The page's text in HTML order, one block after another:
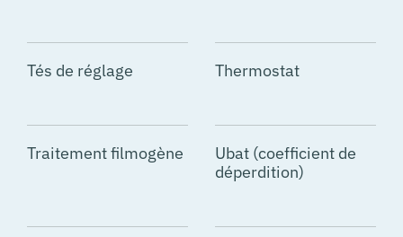
Tés de réglage Thermostat
Traitement filmogène
Ubat (coefficient de
déperdition)